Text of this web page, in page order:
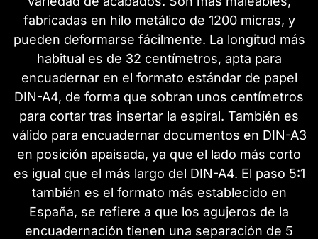
fabricadas en hilo metálico de 1200 micras, y
pueden deformarse fácilmente. La longitud más
habitual es de 32 centímetros, apta para
encuadernar en el formato estándar de papel
DIN-A4, de forma que sobran unos centímetros
para cortar tras insertar la espiral. También es
válido para encuadernar documentos en DIN-A3
en posición apaisada, ya que el lado más corto
es igual que el más largo del DIN-A4. El paso 5:1
también es el formato más establecido en
España, se refiere a que los agujeros de la
encuadernación tienen una separación de 5